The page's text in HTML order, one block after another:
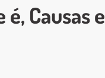
Causas e